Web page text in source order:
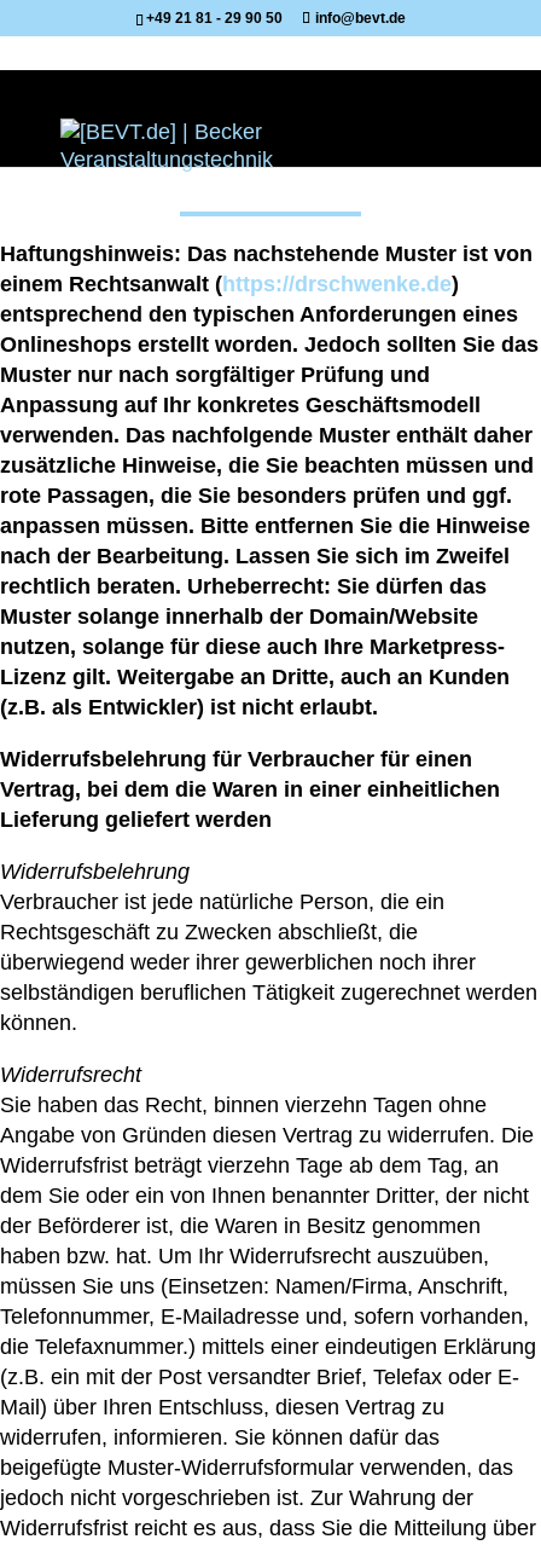
+49 21 81 - 29 90 50 info@bevt.de
Widerruf
Haftungshinweis: Das nachstehende Muster ist von
einem Rechtsanwalt (https://drschwenke.de)
entsprechend den typischen Anforderungen eines
Onlineshops erstellt worden. Jedoch sollten Sie das
Muster nur nach sorgfältiger Prüfung und
Anpassung auf Ihr konkretes Geschäftsmodell
verwenden. Das nachfolgende Muster enthält daher
zusätzliche Hinweise, die Sie beachten müssen und
rote Passagen, die Sie besonders prüfen und ggf.
anpassen müssen. Bitte entfernen Sie die Hinweise
nach der Bearbeitung. Lassen Sie sich im Zweifel
rechtlich beraten. Urheberrecht: Sie dürfen das
Muster solange innerhalb der Domain/Website
nutzen, solange für diese auch Ihre Marketpress-
Lizenz gilt. Weitergabe an Dritte, auch an Kunden
(z.B. als Entwickler) ist nicht erlaubt.
Widerrufsbelehrung für Verbraucher für einen
Vertrag, bei dem die Waren in einer einheitlichen
Lieferung geliefert werden
Widerrufsbelehrung
Verbraucher ist jede natürliche Person, die ein
Rechtsgeschäft zu Zwecken abschließt, die
überwiegend weder ihrer gewerblichen noch ihrer
selbständigen beruflichen Tätigkeit zugerechnet werden
können.
Widerrufsrecht
Sie haben das Recht, binnen vierzehn Tagen ohne
Angabe von Gründen diesen Vertrag zu widerrufen. Die
Widerrufsfrist beträgt vierzehn Tage ab dem Tag, an
dem Sie oder ein von Ihnen benannter Dritter, der nicht
der Beförderer ist, die Waren in Besitz genommen
haben bzw. hat. Um Ihr Widerrufsrecht auszuüben,
müssen Sie uns (Einsetzen: Namen/Firma, Anschrift,
Telefonnummer, E-Mailadresse und, sofern vorhanden,
die Telefaxnummer.) mittels einer eindeutigen Erklärung
(z.B. ein mit der Post versandter Brief, Telefax oder E-
Mail) über Ihren Entschluss, diesen Vertrag zu
widerrufen, informieren. Sie können dafür das
beigefügte Muster-Widerrufsformular verwenden, das
jedoch nicht vorgeschrieben ist. Zur Wahrung der
Widerrufsfrist reicht es aus, dass Sie die Mitteilung über